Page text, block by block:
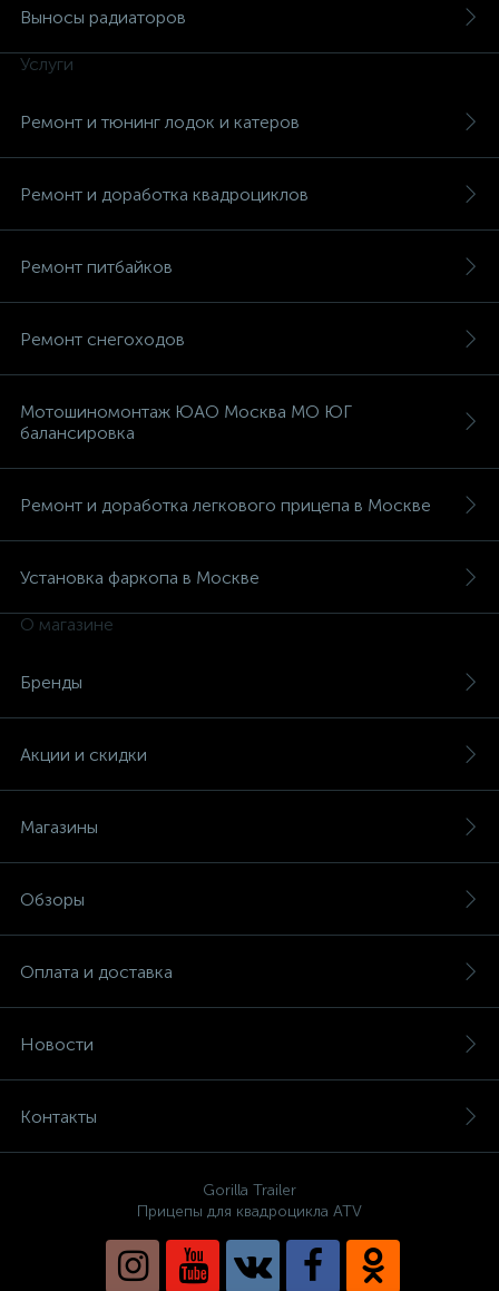
Выносы радиаторов
Услуги
Ремонт и тюнинг лодок и катеров
Ремонт и доработка квадроциклов
Ремонт питбайков
Ремонт снегоходов
Мотошиномонтаж ЮАО Москва МО ЮГ
балансировка
Ремонт и доработка легкового прицепа в Москве
Установка фаркопа в Москве
О магазине
Бренды
Акции и скидки
Магазины
Обзоры
Оплата и доставка
Новости
Контакты
Gorilla Trailer
Прицепы для квадроцикла ATV